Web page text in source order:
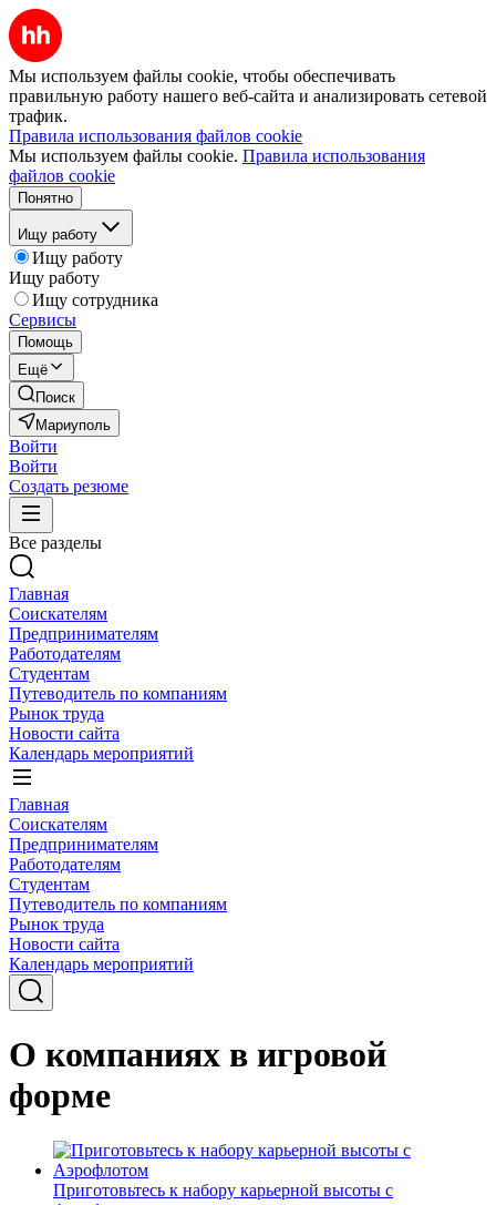
Мы используем файлы cookie, чтобы обеспечивать
правильную работу нашего веб-сайта и анализировать сетевой
трафик.
Правила использования файлов cookie
Мы используем файлы cookie. Правила использования
файлов cookie
Понятно
Ищу работу
Ищу работу
Ищу работу
Ищу сотрудника
Сервисы
Помощь
Ещё
Поиск
Мариуполь
Войти
Войти
Создать резюме
Все разделы
Главная
Соискателям
Предпринимателям
Работодателям
Студентам
Путеводитель по компаниям
Рынок труда
Новости сайта
Календарь мероприятий
Главная
Соискателям
Предпринимателям
Работодателям
Студентам
Путеводитель по компаниям
Рынок труда
Новости сайта
Календарь мероприятий
О компаниях в игровой
форме
Приготовьтесь к набору карьерной высоты с